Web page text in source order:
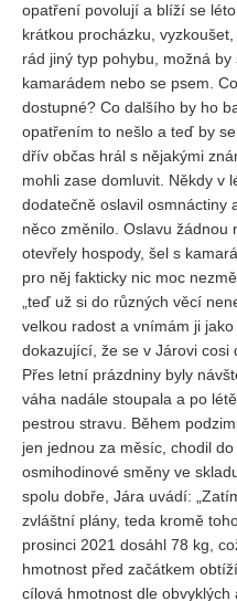
opatření povolují a blíží se
krátkou procházku,
rád jiný typ pohybu, možná
kamarádem nebo se psem.
dostupné? Co dalšího by ho
opatřením to nešlo a teď by
dřív občas hrál s nějakými
mohli zase domluvit. Někdy v
dodatečně oslavil osmnáctiny
něco změnilo. Oslavu žádnou
otevřely hospody, šel s
pro něj fakticky nic moc
„teď už si do různých věcí
velkou radost a vnímám ji
dokazující, že se v Járovi cosi
Přes letní prázdniny byly
váha nadále stoupala a po
pestrou stravu. Během
jen jednou za měsíc, chodil
osmihodinové směny ve
spolu dobře, Jára uvádí:
zvláštní plány, teda kromě
prosinci 2021 dosáhl 78 kg,
hmotnost před začátkem
cílová hmotnost dle obvyklých